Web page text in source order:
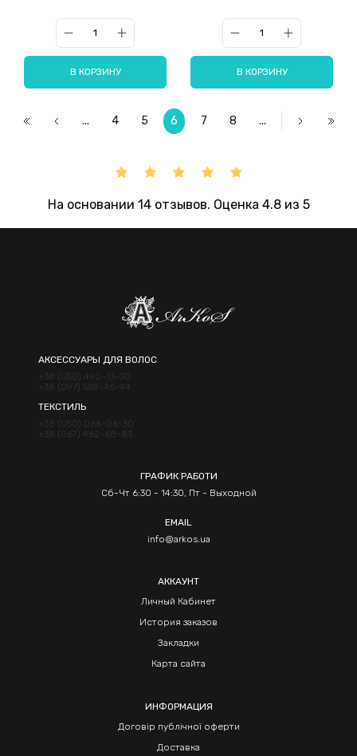
В КОРЗИНУ В КОРЗИНУ
... 4 5 6 7 8 ...
На основании 14 отзывов. Оценка 4.8 из 5
АКСЕССУАРЫ ДЛЯ ВОЛОС
+38 (050) 490-13-30
+38 (097) 538-46-94
ТЕКСТИЛЬ
+38 (050) 066-06-30
+38 (067) 462-68-83
ГРАФИК РАБОТИ
Сб-Чт 6:30 - 14:30, Пт - Выходной
EMAIL
info@arkos.ua
АККАУНТ
Личный Кабинет
История заказов
Закладки
Карта сайта
ИНФОРМАЦИЯ
Договір публічної оферти
Доставка